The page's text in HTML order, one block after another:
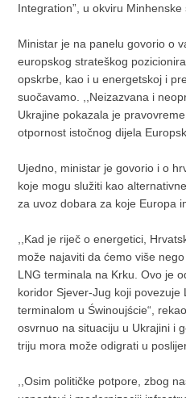
Integration”, u okviru Minhenske
Ministar je na panelu govorio o
europskog strateškog
opskrbe, kao i u energetskoj i
suočavamo. ,,Neizazvana i
Ukrajine pokazala je
otpornost istočnog dijela
Ujedno, ministar je govorio i o
koje mogu služiti kao
za uvoz dobara za koje Europa
,,Kad je riječ o energetici,
može najaviti da ćemo više
LNG terminala na Krku. Ovo je
koridor Sjever-Jug koji povezuje
terminalom u Świnoujście“,
osvrnuo na situaciju u Ukrajini i
triju mora može odigrati u
,,Osim političke potpore, zbog